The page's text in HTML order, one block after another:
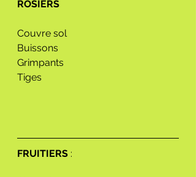
ROSIERS
Couvre sol
Buissons
Grimpants
Tiges
FRUITIERS :